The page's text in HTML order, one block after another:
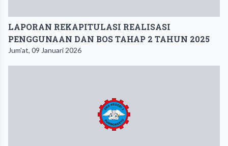
LAPORAN REKAPITULASI REALISASI
PENGGUNAAN DAN BOS TAHAP 2 TAHUN 2025
Jum'at, 09 Januari 2026